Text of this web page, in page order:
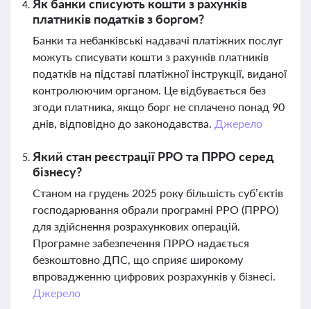
Як банки списують кошти з рахунків
платників податків з боргом?
Банки та небанківські надавачі платіжних послуг
можуть списувати кошти з рахунків платників
податків на підставі платіжної інструкції, виданої
контролюючим органом. Це відбувається без
згоди платника, якщо борг не сплачено понад 90
днів, відповідно до законодавства. Джерело
Який стан реєстрації РРО та ПРРО серед
бізнесу?
Станом на грудень 2025 року більшість суб’єктів
господарювання обрали програмні РРО (ПРРО)
для здійснення розрахункових операцій.
Програмне забезпечення ПРРО надається
безкоштовно ДПС, що сприяє широкому
впровадженню цифрових розрахунків у бізнесі.
Джерело